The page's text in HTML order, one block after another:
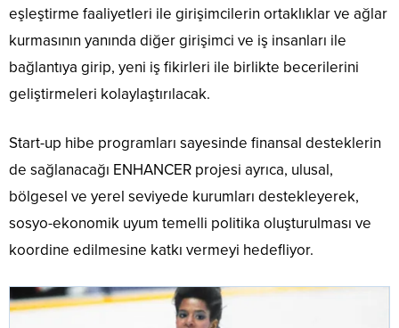
eşleştirme faaliyetleri ile girişimcilerin ortaklıklar ve ağlar
kurmasının yanında diğer girişimci ve iş insanları ile
bağlantıya girip, yeni iş fikirleri ile birlikte becerilerini
geliştirmeleri kolaylaştırılacak.
Start-up hibe programları sayesinde finansal desteklerin
de sağlanacağı ENHANCER projesi ayrıca, ulusal,
bölgesel ve yerel seviyede kurumları destekleyerek,
sosyo-ekonomik uyum temelli politika oluşturulması ve
koordine edilmesine katkı vermeyi hedefliyor.